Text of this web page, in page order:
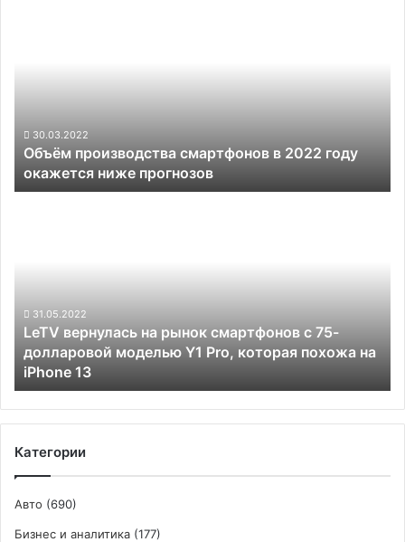
ниже
прогнозов
30.03.2022
Объём производства смартфонов в 2022 году
окажется ниже прогнозов
75-
долларовой
моделью
Y1
Pro,
которая
похожа
на
31.05.2022
LeTV вернулась на рынок смартфонов с 75-
долларовой моделью Y1 Pro, которая похожа на
iPhone 13
Категории
Авто (690)
Бизнес и аналитика (177)